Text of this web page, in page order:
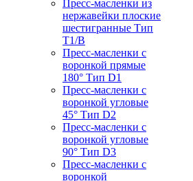
Пресс-масленки из
нержавейки плоские
шестигранные Тип
T1/B
Пресс-масленки с
воронкой прямые
180° Тип D1
Пресс-масленки с
воронкой угловые
45° Тип D2
Пресс-масленки с
воронкой угловые
90° Тип D3
Пресс-масленки с
воронкой